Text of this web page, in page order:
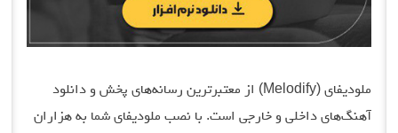
ملودیفای (Melodify) از معتبرترین رسانه‌های پخش و دانلود
آهنگ‌های داخلی و خارجی است. با نصب ملودیفای شما به هزاران